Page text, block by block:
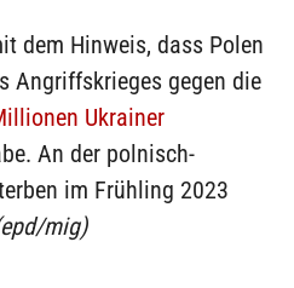
dem Hinweis, dass Polen
Angriffskrieges gegen die
Ukrainer
An der polnisch-
im Frühling 2023
mig)